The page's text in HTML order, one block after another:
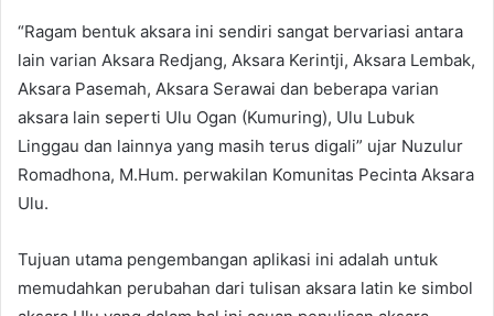
“Ragam bentuk aksara ini sendiri sangat bervariasi antara
lain varian Aksara Redjang, Aksara Kerintji, Aksara Lembak,
Aksara Pasemah, Aksara Serawai dan beberapa varian
aksara lain seperti Ulu Ogan (Kumuring), Ulu Lubuk
Linggau dan lainnya yang masih terus digali” ujar Nuzulur
Romadhona, M.Hum. perwakilan Komunitas Pecinta Aksara
Ulu.
Tujuan utama pengembangan aplikasi ini adalah untuk
memudahkan perubahan dari tulisan aksara latin ke simbol